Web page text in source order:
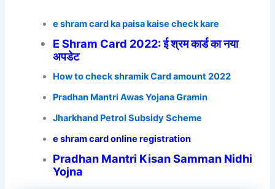
e shram card ka paisa kaise check kare
E Shram Card 2022: ई श्रम कार्ड का नया
अपडेट
How to check shramik Card amount 2022
Pradhan Mantri Awas Yojana Gramin
Jharkhand Petrol Subsidy Scheme
e shram card online registration
Pradhan Mantri Kisan Samman Nidhi
Yojna